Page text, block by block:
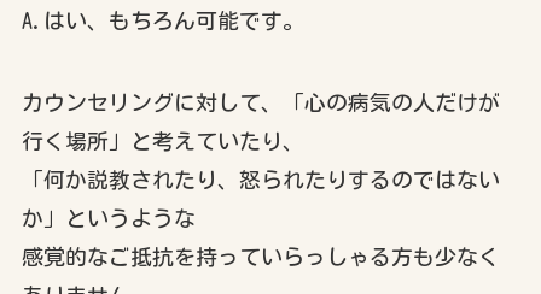
A.はい、もちろん可能です。
カウンセリングに対して、「心の病気の人だけが
行く場所」と考えていたり、
「何か説教されたり、怒られたりするのではない
か」というような
感覚的なご抵抗を持っていらっしゃる方も少なく